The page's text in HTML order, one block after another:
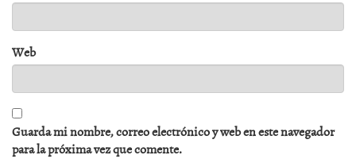
Web
Guarda mi nombre, correo electrónico y web en este navegador
para la próxima vez que comente.